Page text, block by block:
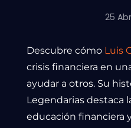
25
Descubre cómo Luis
crisis financiera en
ayudar a otros. Su
Legendarias destaca
educación financiera